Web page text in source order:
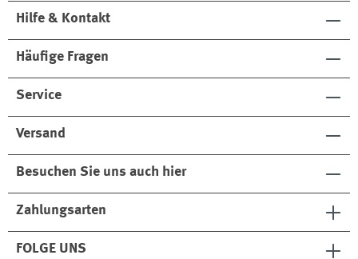
Hilfe & Kontakt
Häufige Fragen
Service
Versand
Besuchen Sie uns auch hier
Zahlungsarten
FOLGE UNS